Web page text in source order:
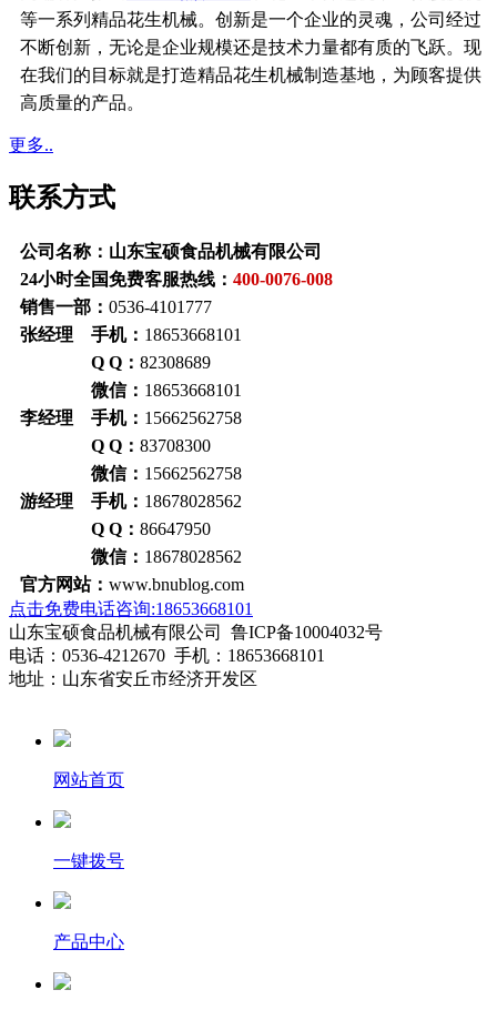
等一系列精品花生机械。创新是一个企业的灵魂，公司经过
不断创新，无论是企业规模还是技术力量都有质的飞跃。现
在我们的目标就是打造精品花生机械制造基地，为顾客提供
高质量的产品。
更多..
联系方式
公司名称：山东宝硕食品机械有限公司
24小时全国免费客服热线： 400-0076-008
销售一部： 0536-4101777
张经理 手机： 18653668101
Q Q： 82308689
微信： 18653668101
李经理 手机： 15662562758
Q Q： 83708300
微信： 15662562758
游经理 手机： 18678028562
Q Q： 86647950
微信： 18678028562
官方网站： www.bnublog.com
点击免费电话咨询:18653668101
山东宝硕食品机械有限公司 鲁ICP备10004032号
电话：0536-4212670 手机：18653668101
地址：山东省安丘市经济开发区
网站首页
一键拨号
产品中心